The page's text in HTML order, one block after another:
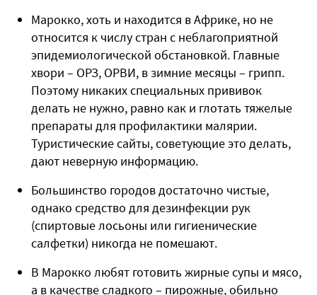
Марокко, хоть и находится в Африке, но не
относится к числу стран с неблагоприятной
эпидемиологической обстановкой. Главные
хвори – ОРЗ, ОРВИ, в зимние месяцы – грипп.
Поэтому никаких специальных прививок
делать не нужно, равно как и глотать тяжелые
препараты для профилактики малярии.
Туристические сайты, советующие это делать,
дают неверную информацию.
Большинство городов достаточно чистые,
однако средство для дезинфекции рук
(спиртовые лосьоны или гигиенические
салфетки) никогда не помешают.
В Марокко любят готовить жирные супы и мясо,
а в качестве сладкого – пирожные, обильно